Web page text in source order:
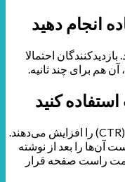
احتمالا
هم برای چند ثانیه.
بسته به نوع بنر، دکمه‌ها نرخ کلیک تبلیغات (CTR) را افزایش می‌دهند.
آن‌ها را بعد از نوشته
سمت راست صفحه قرار